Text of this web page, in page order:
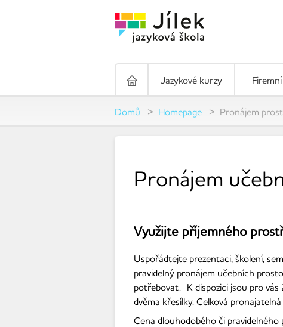
Jazykové kurzy
Domů Homepage Pronájem
Pronájem
Využijte příjemného
Uspořádtejte prezentaci, školení,
pravidelný pronájem učebních
potřebovat. K dispozici jsou pro
dvěma křesílky. Celková
Cena dlouhodobého či